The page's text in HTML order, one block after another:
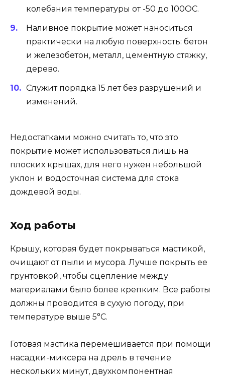
колебания температуры от -50 до 100ОС.
Наливное покрытие может наноситься
практически на любую поверхность: бетон
и железобетон, металл, цементную стяжку,
дерево.
Служит порядка 15 лет без разрушений и
изменений.
Недостатками можно считать то, что это
покрытие может использоваться лишь на
плоских крышах, для него нужен небольшой
уклон и водосточная система для стока
дождевой воды.
Ход работы
Крышу, которая будет покрываться мастикой,
очищают от пыли и мусора. Лучше покрыть ее
грунтовкой, чтобы сцепление между
материалами было более крепким. Все работы
должны проводится в сухую погоду, при
температуре выше 5°С.
Готовая мастика перемешивается при помощи
насадки-миксера на дрель в течение
нескольких минут, двухкомпонентная